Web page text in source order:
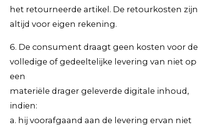
het retourneerde artikel. De retourkosten zijn
altijd voor eigen rekening.
6. De consument draagt geen kosten voor de
volledige of gedeeltelijke levering van niet op
een
materiële drager geleverde digitale inhoud,
indien:
a. hij voorafgaand aan de levering ervan niet